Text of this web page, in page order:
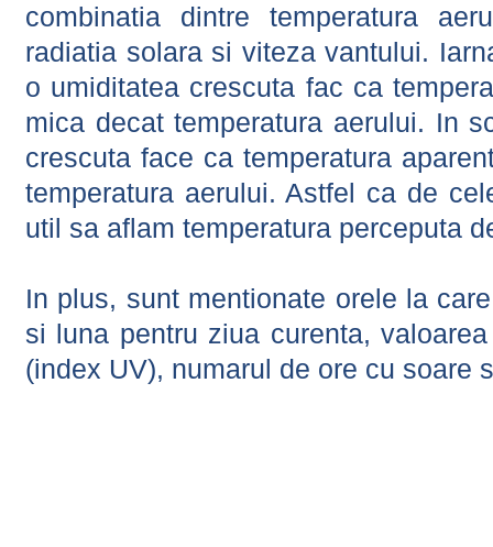
combinatia dintre temperatura
radiatia solara si viteza vantului.
o umiditatea crescuta fac ca
mica decat temperatura aerului. In
crescuta face ca temperatura
temperatura aerului. Astfel ca de
util sa aflam temperatura perceputa
In plus, sunt mentionate orele la
si luna pentru ziua curenta,
(index UV), numarul de ore cu soare